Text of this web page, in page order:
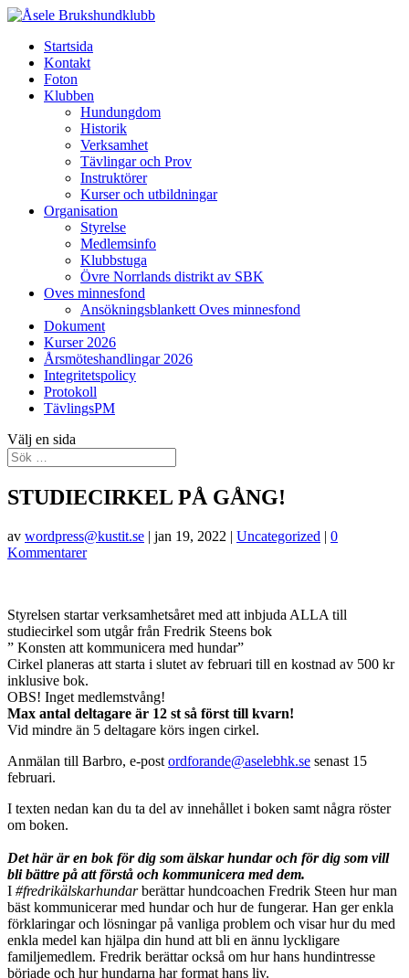
Startsida
Kontakt
Foton
Klubben
Hundungdom
Historik
Verksamhet
Tävlingar och Prov
Instruktörer
Kurser och utbildningar
Organisation
Styrelse
Medlemsinfo
Klubbstuga
Övre Norrlands distrikt av SBK
Oves minnesfond
Ansökningsblankett Oves minnesfond
Dokument
Kurser 2026
Årsmöteshandlingar 2026
Integritetspolicy
Protokoll
TävlingsPM
Välj en sida
STUDIECIRKEL PÅ GÅNG!
av wordpress@kustit.se | jan 19, 2022 | Uncategorized | 0
Kommentarer
Styrelsen startar verksamhetsåret med att inbjuda ALLA till
studiecirkel som utgår från Fredrik Steens bok
” Konsten att kommunicera med hundar”
Cirkel planeras att starta i slutet av februari till en kostnad av 500 kr
inklusive bok.
OBS! Inget medlemstvång!
Max antal deltagare är 12 st så först till kvarn!
Vid mindre än 5 deltagare körs ingen cirkel.
Anmälan till Barbro, e-post ordforande@aselebhk.se senast 15
februari.
I texten nedan kan du ta del av innehållet i boken samt några röster
om boken.
Det här är en bok för dig som älskar hundar och för dig som vill
bli bättre på att förstå och kommunicera med dem.
I #fredrikälskarhundarberättar hundcoachen Fredrik Steen hur man
bäst kommunicerar med hundar och hur de fungerar. Han ger enkla
förklaringar och lösningar på vanliga problem och visar hur du med
enkla medel kan hjälpa din hund att bli en ännu lyckligare
familjemedlem. Fredrik berättar också om hur hans hundintresse
började och hur hundarna har format hans liv.